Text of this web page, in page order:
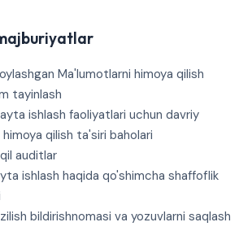
Ma'lumotlarni himoya qilish
tayinlash
ishlash faoliyatlari uchun davriy
qilish ta'siri baholari
auditlar
ishlash haqida qo'shimcha shaffoflik
bildirishnomasi va yozuvlarni saqlash